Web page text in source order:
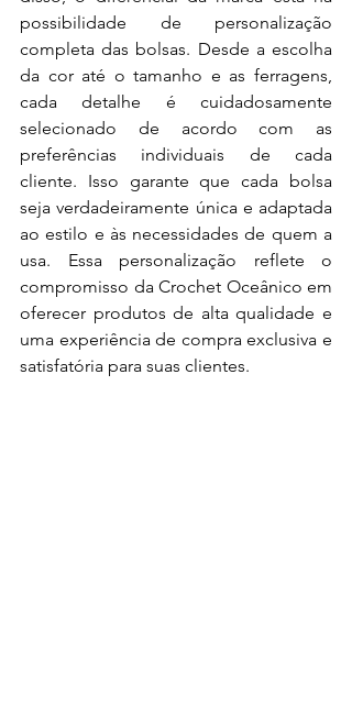
possibilidade de personalização
completa das bolsas. Desde a escolha
da cor até o tamanho e as ferragens,
cada detalhe é cuidadosamente
selecionado de acordo com as
preferências individuais de cada
cliente. Isso garante que cada bolsa
seja verdadeiramente única e adaptada
ao estilo e às necessidades de quem a
usa. Essa personalização reflete o
compromisso da Crochet Oceânico em
oferecer produtos de alta qualidade e
uma experiência de compra exclusiva e
satisfatória para suas clientes.